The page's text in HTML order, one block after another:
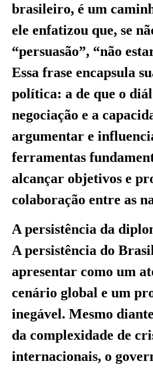
brasileiro, é um
ele enfatizou que, se
“persuasão”, “não
Essa frase encapsula
política: a de que o
negociação e a
argumentar e
ferramentas
alcançar objetivos e
colaboração entre as
A persistência da
A persistência do
apresentar como um
cenário global e um
inegável. Mesmo
da complexidade de
internacionais, o